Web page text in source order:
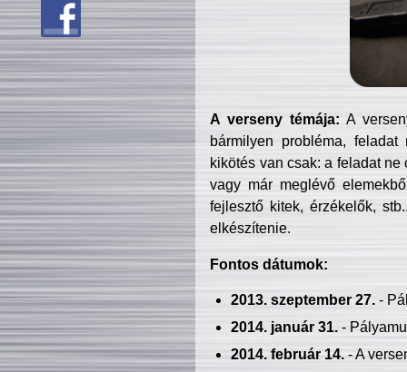
A verseny témája: A
bármilyen probléma, feladat
kikötés van csak: a feladat
vagy már meglévő
fejlesztő kitek, érzékelők,
elkészítenie.
Fontos dátumok:
2013. szeptember 27.-
2014. január 31.-
2014. február 14.- A